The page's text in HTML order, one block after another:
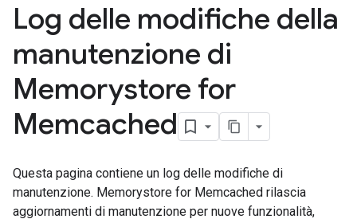
Log delle modifiche della
manutenzione di
Memorystore for
Memcached
Questa pagina contiene un log delle modifiche di
manutenzione. Memorystore for Memcached rilascia
aggiornamenti di manutenzione per nuove funzionalità,